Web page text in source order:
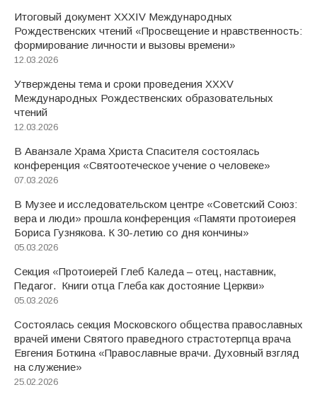
Итоговый документ XXХIV Международных
Рождественских чтений «Просвещение и нравственность:
формирование личности и вызовы времени»
12.03.2026
Утверждены тема и сроки проведения XXXV
Международных Рождественских образовательных
чтений
12.03.2026
В Аванзале Храма Христа Спасителя состоялась
конференция «Святоотеческое учение о человеке»
07.03.2026
В Музее и исследовательском центре «Советский Союз:
вера и люди» прошла конференция «Памяти протоиерея
Бориса Гузнякова. К 30-летию со дня кончины»
05.03.2026
Секция «Протоиерей Глеб Каледа – отец, наставник,
Педагог. Книги отца Глеба как достояние Церкви»
05.03.2026
Состоялась секция Московского общества православных
врачей имени Святого праведного страстотерпца врача
Евгения Боткина «Православные врачи. Духовный взгляд
на служение»
25.02.2026